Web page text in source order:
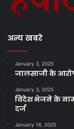
अन्य खबरे
January 3, 2025
जालसाजी के
January 3, 2025
विदेश भेजने के
दर्ज
January 16, 2025